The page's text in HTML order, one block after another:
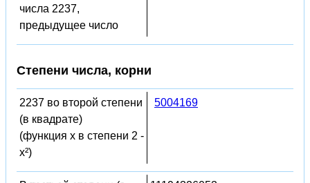
числа 2237,
предыдущее число
Степени числа, корни
2237 во второй степени
(в квадрате)
(функция x в степени 2 -
x²)
5004169